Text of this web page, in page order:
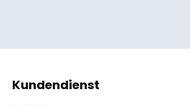
Kundendienst